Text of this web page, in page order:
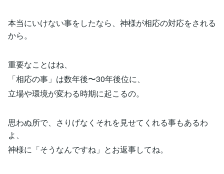
本当にいけない事をしたなら、神様が相応の対応をされる
から。
重要なことはね、
「相応の事」は数年後〜30年後位に、
立場や環境が変わる時期に起こるの。
思わぬ所で、さりげなくそれを見せてくれる事もあるわ
よ、
神様に「そうなんですね」とお返事してね。